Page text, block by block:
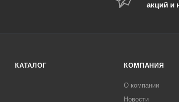
акций и
КАТАЛОГ КОМПАНИЯ
О компании
Новости